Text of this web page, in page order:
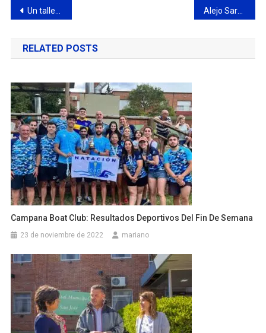
Navegación
de
entradas
Un taller municipal que impulsa nuevas oportunidades para las vecinas Alejo Sarna: “La transformación de la Ruta 6 es una obra histórica de la Provincia para Campana”
RELATED POSTS
Campana Boat Club: Resultados Deportivos Del Fin De Semana
23 de noviembre de 2022 mariano